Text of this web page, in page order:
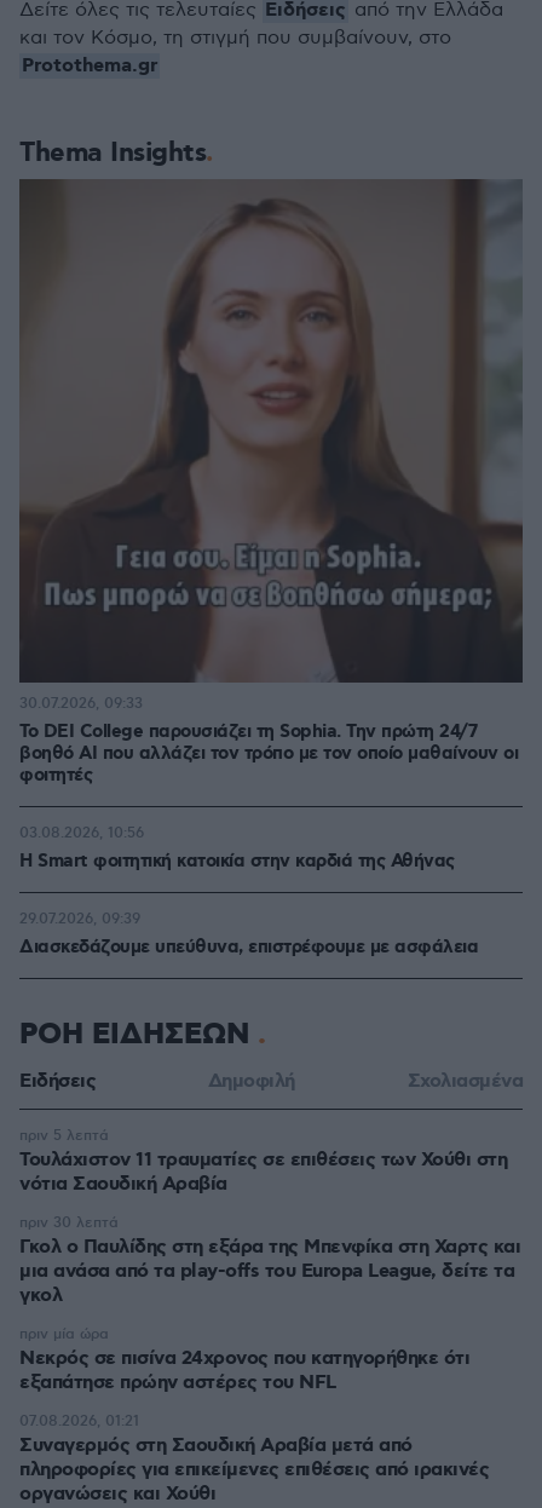
Thema Insights
Το DEI College παρουσιάζει τη Sophia. Την πρώτη 24/7
βοηθό AI που αλλάζει τον τρόπο με τον οποίο μαθαίνουν οι
φοιτητές
30.07.2026, 09:33
Η Smart φοιτητική κατοικία στην καρδιά της Αθήνας
03.08.2026, 10:56
Διασκεδάζουμε υπεύθυνα, επιστρέφουμε με ασφάλεια
29.07.2026, 09:39
Δείτε όλες τις τελευταίες Ειδήσεις από την Ελλάδα
και τον Κόσμο, τη στιγμή που συμβαίνουν, στο
Protothema.gr
ΡΟΗ ΕΙΔΗΣΕΩΝ
Ειδήσεις Δημοφιλή Σχολιασμένα
Τουλάχιστον 11 τραυματίες σε επιθέσεις των Χούθι στη
νότια Σαουδική Αραβία
πριν 5 λεπτά
Γκολ ο Παυλίδης στη εξάρα της Μπενφίκα στη Χαρτς και
μια ανάσα από τα play-offs του Europa League, δείτε τα
γκολ
πριν 30 λεπτά
Νεκρός σε πισίνα 24χρονος που κατηγορήθηκε ότι
εξαπάτησε πρώην αστέρες του NFL
πριν μία ώρα
Συναγερμός στη Σαουδική Αραβία μετά από
πληροφορίες για επικείμενες επιθέσεις από ιρακινές
οργανώσεις και Χούθι
07.08.2026, 01:21